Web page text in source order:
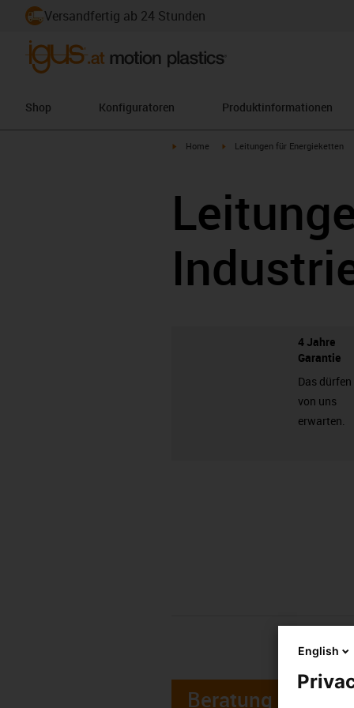
Versandfertig ab 24 Stunden
Shop Konfiguratoren Produktinformationen
igus-icon-arrow-right
Home igus-icon-arrow-right
Leitungen für Energieketten
4 Jahre
Garantie
Das dürfen
von uns
erwarten.
Beratung
English